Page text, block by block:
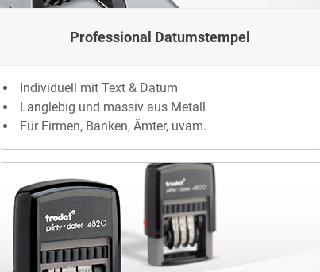
Professional Datumstempel
Individuell mit Text & Datum
Langlebig und massiv aus Metall
Für Firmen, Banken, Ämter, uvam.